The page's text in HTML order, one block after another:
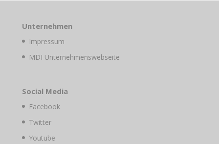
Unternehmen
Impressum
MDI Unternehmenswebseite
Social Media
Facebook
Twitter
Youtube